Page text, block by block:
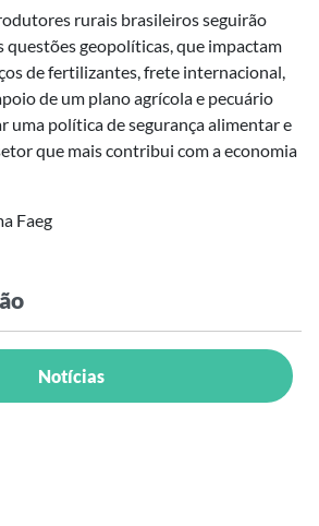
rurais brasileiros seguirão
questões geopolíticas, que impactam
de fertilizantes, frete internacional,
de um plano agrícola e pecuário
uma política de segurança alimentar e
que mais contribui com a economia
Faeg
Notícias